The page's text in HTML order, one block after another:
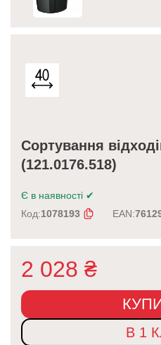
Сортування
(121.0176.518)
Є в наявності ✔
Код:1078193 EAN:
2 028 ₴
В 1